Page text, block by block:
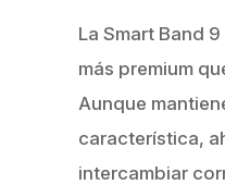
La Smart Band
más premium
Aunque
característica,
intercambiar